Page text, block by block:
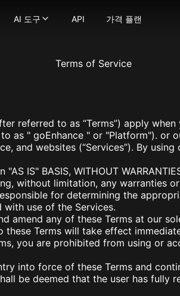
프트를 몇 초 만에 매력적인 영상으로 변환
하세요 — 얼굴과 음성을 업로드하여 생
체기로 비디오 내 어떤 얼굴이든 변경
형 ASMR 영상 생성, 화면과 사운드 완벽
러운 립싱크로 쉽게 변환하세요
로 캐릭터 애니메이션을 만드세요.
을 향상하고 업스케일링하세요
이미지를 이미지로 변환하세요
2.5 Flash)
스 영상 생성기
킹 생성기
니 생성기
사진 애니메이션화
생성기
스타일 AI 생성기
타일 AI 생성기
필터
피 필터
리 필터
효과
생성기
피규어 생성기
AI 도구
영상 스타일 변환
이미지 → 영상 변환
더 보기
이미지 도구
이미지 → 프롬프트
AI 미녀 생성기
AI 로고 생성기
AI 이미지 블렌더
AI 프로필 사진 생성기
AI 벡터 생성기
더 보기
API 가격 플랜
Terms of Service
referred to as “Terms”) apply
as " goEnhance " or "Platform"). or
and websites (“Services”). By
IS" BASIS, WITHOUT
without limitation, any warranties
for determining the
with use of the Services.
amend any of these Terms at our
these Terms will take effect
you are prohibited from using or
into force of these Terms and
be deemed that the user has fully